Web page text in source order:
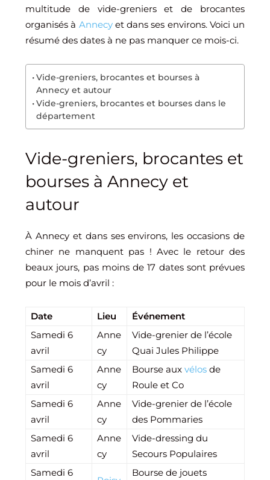
multitude de vide-greniers et de brocantes
organisés à Annecyet dans ses environs. Voici un
résumé des dates à ne pas manquer ce mois-ci.
Vide-greniers, brocantes et bourses à
Annecy et autour
Vide-greniers, brocantes et bourses dans le
département
Vide-greniers, brocantes et
bourses à Annecy et
autour
À Annecy et dans ses environs, les occasions de
chiner ne manquent pas ! Avec le retour des
beaux jours, pas moins de 17 dates sont prévues
pour le mois d’avril :
Date Lieu
Événement
Samedi 6
avril
Anne
cy
Vide-grenier de l’école
Quai Jules Philippe
Samedi 6
avril
Anne
cy
Bourse aux vélos de
Roule et Co
Samedi 6
avril
Anne
cy
Vide-grenier de l’école
des Pommaries
Samedi 6
avril
Anne
cy
Vide-dressing du
Secours Populaires
Samedi 6
Bourse de jouets